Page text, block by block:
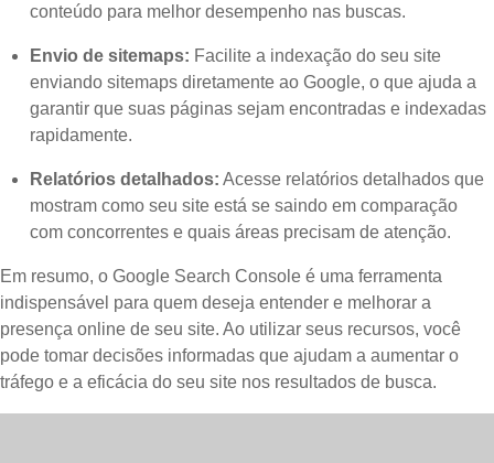
conteúdo para melhor desempenho nas buscas.
Envio de sitemaps: Facilite a indexação do seu site
enviando sitemaps diretamente ao Google, o que ajuda a
garantir que suas páginas sejam encontradas e indexadas
rapidamente.
Relatórios detalhados: Acesse relatórios detalhados que
mostram como seu site está se saindo em comparação
com concorrentes e quais áreas precisam de atenção.
Em resumo, o Google Search Console é uma ferramenta
indispensável para quem deseja entender e melhorar a
presença online de seu site. Ao utilizar seus recursos, você
pode tomar decisões informadas que ajudam a aumentar o
tráfego e a eficácia do seu site nos resultados de busca.